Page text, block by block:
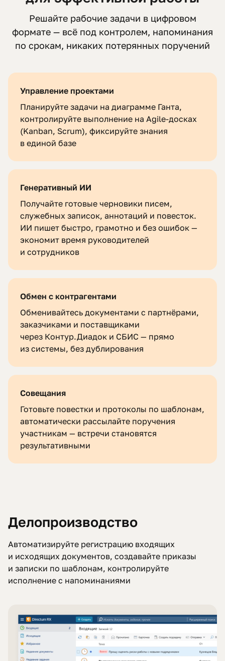
Решайте рабочие задачи в цифровом
формате — всё под контролем, напоминания
по срокам, никаких потерянных поручений
Управление проектами
Планируйте задачи на диаграмме Ганта,
контролируйте выполнение на Agile-досках
(Kanban, Scrum), фиксируйте знания
в единой базе
Генеративный ИИ
Получайте готовые черновики писем,
служебных записок, аннотаций и повесток.
ИИ пишет быстро, грамотно и без ошибок —
экономит время руководителей
и сотрудников
Обмен с контрагентами
Обменивайтесь документами с партнёрами,
заказчиками и поставщиками
через Контур.Диадок и СБИС — прямо
из системы, без дублирования
Совещания
Готовьте повестки и протоколы по шаблонам,
автоматически рассылайте поручения
участникам — встречи становятся
результативными
Делопроизводство
Автоматизируйте регистрацию входящих
и исходящих документов, создавайте приказы
и записки по шаблонам, контролируйте
исполнение с напоминаниями